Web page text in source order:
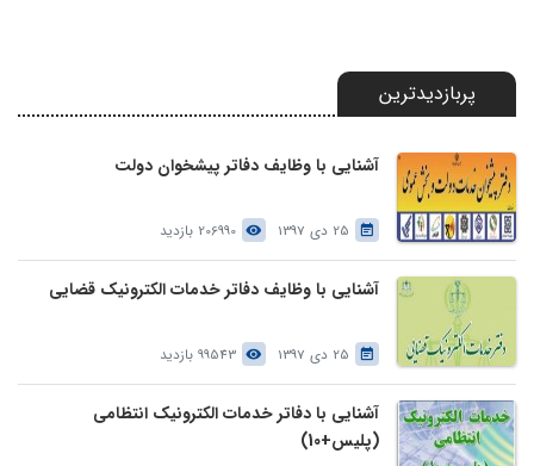
پربازدیدترین
آشنایی با وظایف دفاتر پیشخوان دولت
25 دی 1397 206990 بازدید
آشنایی با وظایف دفاتر خدمات الکترونیک قضایی
25 دی 1397 99543 بازدید
آشنایی با دفاتر خدمات الکترونیک انتظامی
(پلیس+10)